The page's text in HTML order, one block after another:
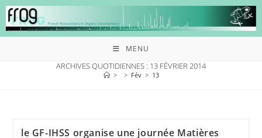
MENU
ARCHIVES QUOTIDIENNES : 13 FÉVRIER 2014
> > Fév > 13
le GF-IHSS organise une journée Matières